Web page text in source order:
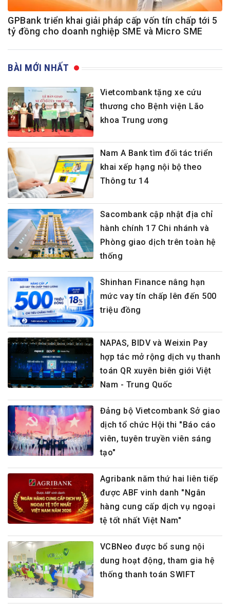
GPBank triển khai giải pháp cấp vốn tín chấp tới 5
tỷ đồng cho doanh nghiệp SME và Micro SME
BÀI MỚI NHẤT
Vietcombank tặng xe cứu
thương cho Bệnh viện Lão
khoa Trung ương
Nam A Bank tìm đối tác triển
khai xếp hạng nội bộ theo
Thông tư 14
Sacombank cập nhật địa chỉ
hành chính 17 Chi nhánh và
Phòng giao dịch trên toàn hệ
thống
Shinhan Finance nâng hạn
mức vay tín chấp lên đến 500
triệu đồng
NAPAS, BIDV và Weixin Pay
hợp tác mở rộng dịch vụ thanh
toán QR xuyên biên giới Việt
Nam - Trung Quốc
Đảng bộ Vietcombank Sở giao
dịch tổ chức Hội thi "Báo cáo
viên, tuyên truyền viên sáng
tạo"
Agribank năm thứ hai liên tiếp
được ABF vinh danh "Ngân
hàng cung cấp dịch vụ ngoại
tệ tốt nhất Việt Nam"
VCBNeo được bổ sung nội
dung hoạt động, tham gia hệ
thống thanh toán SWIFT